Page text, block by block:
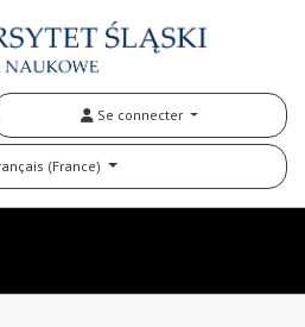
Se connecter
(France)